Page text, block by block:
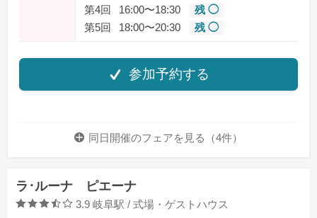
第4回
16:00〜18:30
残 ◯
第5回
18:00〜20:30 残 ◯
参加予約する
同日開催のフェアを 見る（4件）
ラ･ルーナ ピエーナ
口コミ評価
3.9 岐阜駅 / 式場・ゲストハウス